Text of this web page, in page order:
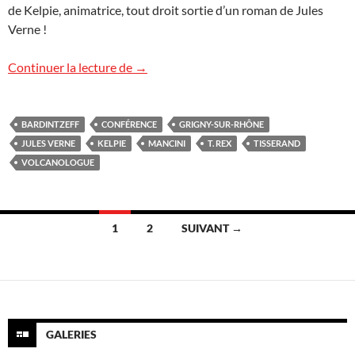
de Kelpie, animatrice, tout droit sortie d’un roman de Jules
Verne !
Continuer la lecture de Images de Grigny-sur-Rhône
→
BARDINTZEFF CONFÉRENCE
GRIGNY-SUR-RHÔNE
JULES VERNE
KELPIE MANCINI T. REX
TISSERAND
VOLCANOLOGUE
articles
1 2 SUIVANT →
GALERIES